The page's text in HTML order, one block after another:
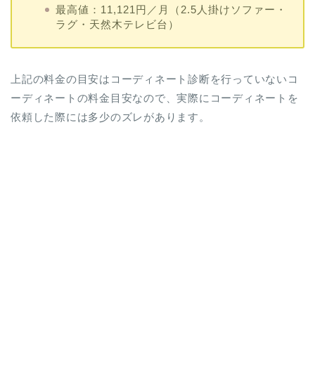
最高値：11,121円／月（2.5人掛けソファー・
ラグ・天然木テレビ台）
上記の料金の目安はコーディネート診断を行っていないコ
ーディネートの料金目安なので、実際にコーディネートを
依頼した際には多少のズレがあります。